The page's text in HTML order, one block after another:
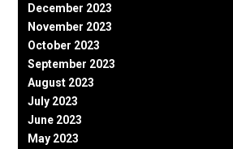
December 2023
November 2023
October 2023
September 2023
August 2023
July 2023
June 2023
May 2023